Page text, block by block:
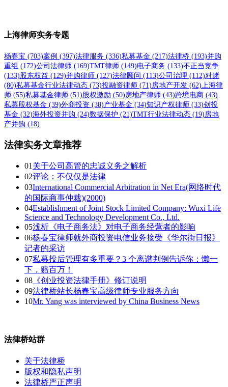
上海律师实务专题
杨春宝 (703)案例 (397)法律服务 (336)私募基金 (217)法律桥 (193)并购
重组 (172)公司法律师 (169)TMT律师 (149)电子商务 (133)不正当竞争
(133) 股东权益 (129)并购律师 (127)法律顾问 (113)公司治理 (112)对赌
(80)私募基金行业法律动态 (73)投融资律师 (71) 房地产开发 (62) 上海律
师 (55)私募基金律师 (51) 股权激励 (50) 房地产律师 (43)跨境电商 (43)
私募股权基金 (39)外商投资 (38)产业基金 (34)知识产权律师 (33)创投
基金 (32)海外投资并购 (24)数据保护 (21)TMT行业法律动态 (19) 房地
产并购 (18)
法律实务文章推荐
01 关于公司高管的忠诚义务之解析
02评论：不仅仅是法律
03International Commercial Arbitration in Net Era(网络时代
的国际商事仲裁)(2000)
04Establishment of Joint Stock Limited Company: Wuxi Life
Science and Technology Development Co., Ltd.
05浅析《电子商务法》对电子商务经营者的影响
06杨春宝律师就外商投资电信业务接受《华尔街日报》
记者的采访
07私募投后管理有多重要？3 个离谱判例告诉你：懒一
下，赔百万！
08 《创业投资法律手册》修订说明
09法律桥站长杨春宝高级律师专业服务方向
10Mr. Yang was interviewed by China Business News
法律桥站群
关于法律桥
版权和隐私声明
法律桥严正声明